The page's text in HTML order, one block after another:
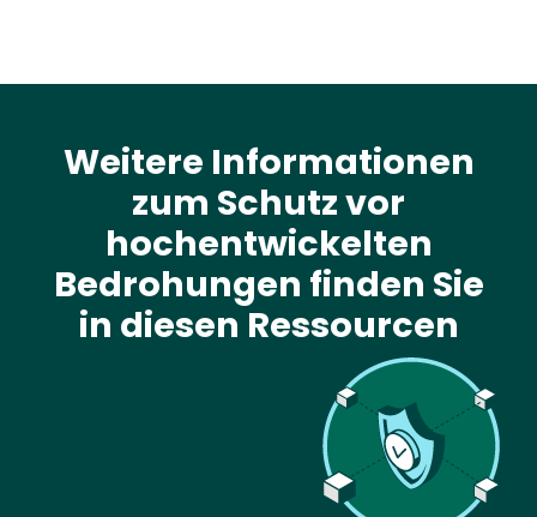
Weitere Informationen
zum Schutz vor
hochentwickelten
Bedrohungen finden Sie
in diesen Ressourcen
Image